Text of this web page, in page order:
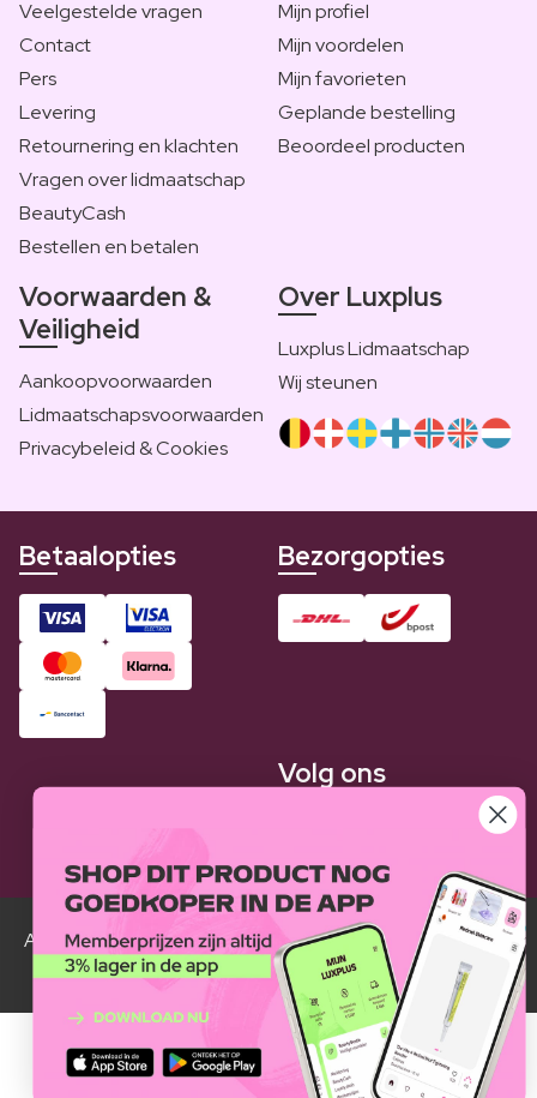
Veelgestelde vragen
Contact
Pers
Levering
Retournering en klachten
Vragen over lidmaatschap
BeautyCash
Bestellen en betalen
Mijn profiel
Mijn voordelen
Mijn favorieten
Geplande bestelling
Beoordeel producten
Voorwaarden &
Veiligheid
Aankoopvoorwaarden
Lidmaatschapsvoorwaarden
Privacybeleid & Cookies
Over Luxplus
Luxplus Lidmaatschap
Wij steunen
Betaalopties Bezorgopties
Volg ons
Alle Luxplus ledenprijzen zijn weergegeven in vergelijking
met de normale prijzen.